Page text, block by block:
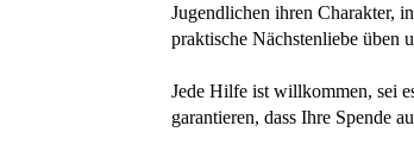
Jugendlichen ihren Charakter,
praktische Nächstenliebe üben
Jede Hilfe ist willkommen, sei
garantieren, dass Ihre Spende